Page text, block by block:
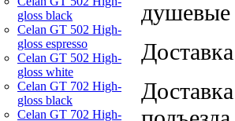
gloss black
Celan GT 502 High-
gloss espresso
Celan GT 502 High-
gloss white
Celan GT 702 High-
gloss black
Celan GT 702 High-
душевые